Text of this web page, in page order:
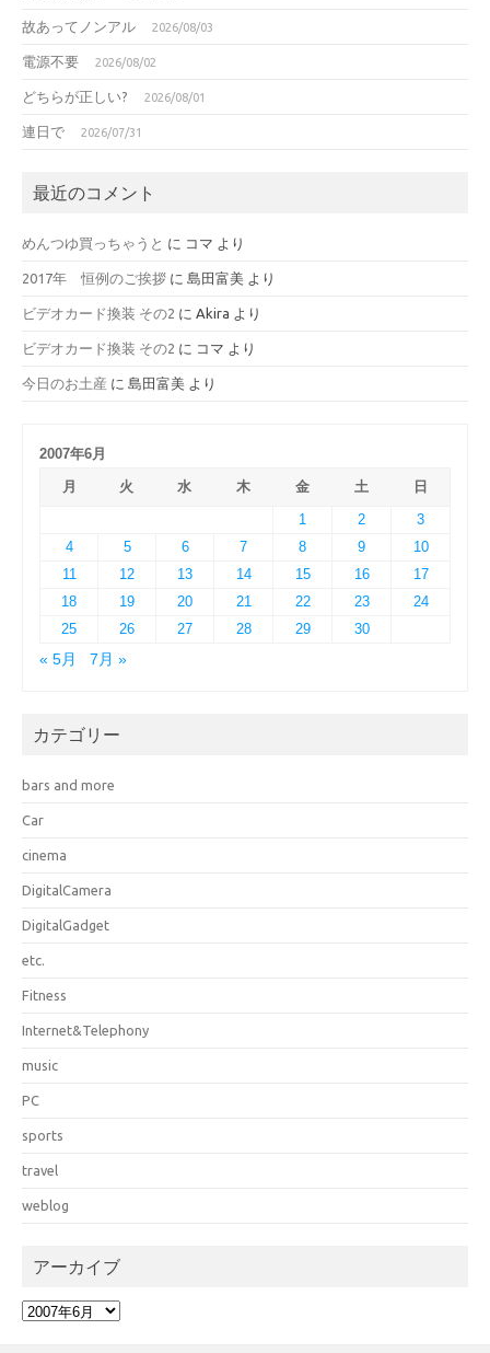
故あってノンアル 2026/08/03
電源不要 2026/08/02
どちらが正しい? 2026/08/01
連日で 2026/07/31
最近のコメント
めんつゆ買っちゃうと に コマ より
2017年 恒例のご挨拶 に 島田富美 より
ビデオカード換装 その2 に Akira より
ビデオカード換装 その2 に コマ より
今日のお土産 に 島田富美 より
2007年6月
月
火 水 木 金 土
日
1
2
3
4
5 6 7 8 9
10
11
12 13 14 15 16
17
18
19 20 21 22 23
24
25
26 27 28 29
30
« 5月
7月 »
カテゴリー
bars and more
Car
cinema
DigitalCamera
DigitalGadget
etc.
Fitness
Internet&Telephony
music
PC
sports
travel
weblog
アーカイブ
ア